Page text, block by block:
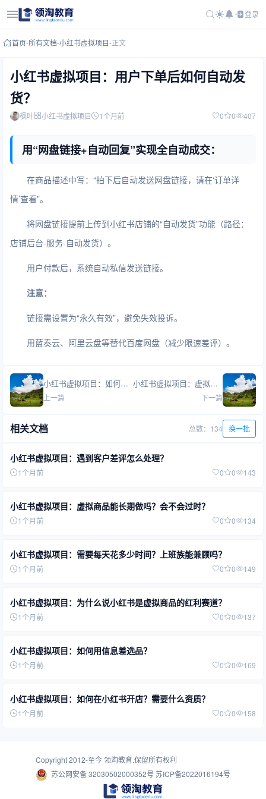
登录
首页-所有文档-小红书虚拟项目-正文
小红书虚拟项目：用户下单后如何自动发
货？
枫叶 小红书虚拟项目 1个月前 0 0 407
用“网盘链接+自动回复”实现全自动成交：
在商品描述中写：“拍下后自动发送网盘链接，请在‘订单详
情’查看”。
将网盘链接提前上传到小红书店铺的“自动发货”功能（路径：
店铺后台-服务-自动发货）。
用户付款后，系统自动私信发送链接。
注意：
链接需设置为“永久有效”，避免失效投诉。
用蓝奏云、阿里云盘等替代百度网盘（减少限速差评）。
小红书虚拟项目：如何提升店铺转化率？
上一篇
小红书虚拟项目：虚拟资源涉及版权问题吗？
下一篇
相关文档 总数：134 换一批
小红书虚拟项目：遇到客户差评怎么处理？
1个月前 0 0 143
小红书虚拟项目：虚拟商品能长期做吗？会不会过时？
1个月前 0 0 134
小红书虚拟项目：需要每天花多少时间？上班族能兼顾吗？
1个月前 0 0 149
小红书虚拟项目：为什么说小红书是虚拟商品的红利赛道？
1个月前 0 0 137
小红书虚拟项目：如何用信息差选品？
1个月前 0 0 169
小红书虚拟项目：如何在小红书开店？需要什么资质？
1个月前 0 0 158
Copyright 2012-至今领淘教育.保留所有权利
苏公网安备 32030502000352号 苏ICP备2022016194号